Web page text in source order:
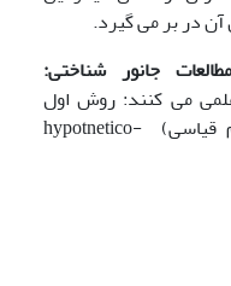
در بر می گیرد.
جانور شناختی:
می کنند: روش اول
استقرایی inductive)) و روش دوم قیاسی) hypotnetico-